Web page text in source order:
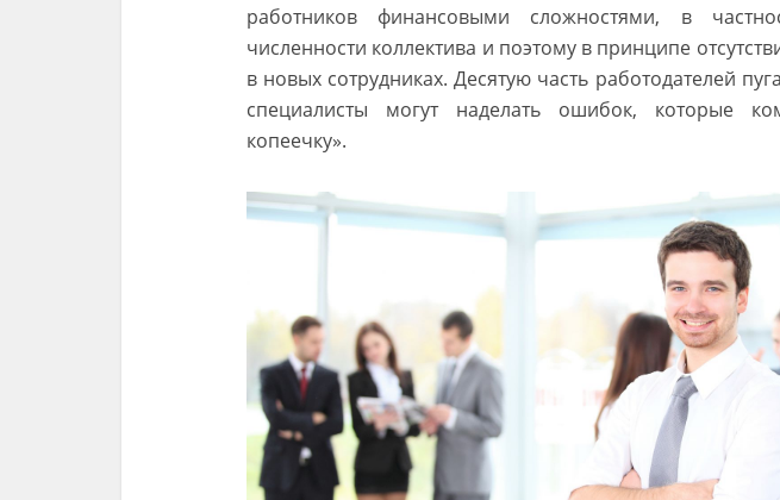
работников финансовыми сложностями, в
численности коллектива и поэтому в принципе
в новых сотрудниках. Десятую часть работодателей
специалисты могут наделать ошибок, которые
копеечку».